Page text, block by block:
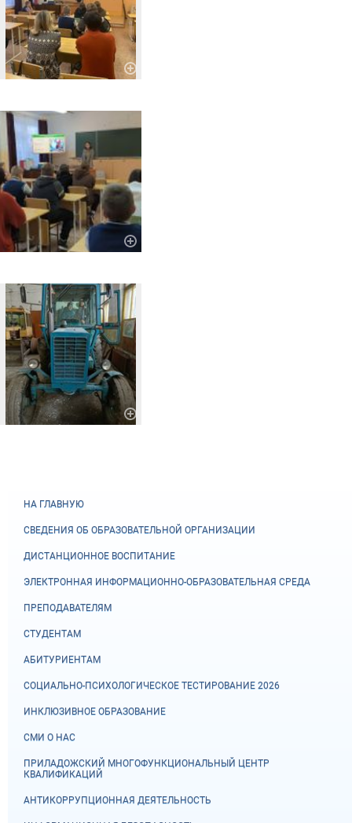
НА ГЛАВНУЮ
СВЕДЕНИЯ ОБ ОБРАЗОВАТЕЛЬНОЙ ОРГАНИЗАЦИИ
ДИСТАНЦИОННОЕ ВОСПИТАНИЕ
ЭЛЕКТРОННАЯ ИНФОРМАЦИОННО-ОБРАЗОВАТЕЛЬНАЯ СРЕДА
ПРЕПОДАВАТЕЛЯМ
СТУДЕНТАМ
АБИТУРИЕНТАМ
СОЦИАЛЬНО-ПСИХОЛОГИЧЕСКОЕ ТЕСТИРОВАНИЕ 2026
ИНКЛЮЗИВНОЕ ОБРАЗОВАНИЕ
СМИ О НАС
ПРИЛАДОЖСКИЙ МНОГОФУНКЦИОНАЛЬНЫЙ ЦЕНТР
КВАЛИФИКАЦИЙ
АНТИКОРРУПЦИОННАЯ ДЕЯТЕЛЬНОСТЬ